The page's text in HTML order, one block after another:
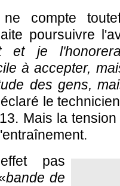
compte
poursuivre
et je
à accepter,
des gens,
le
Mais la
pas
bande de